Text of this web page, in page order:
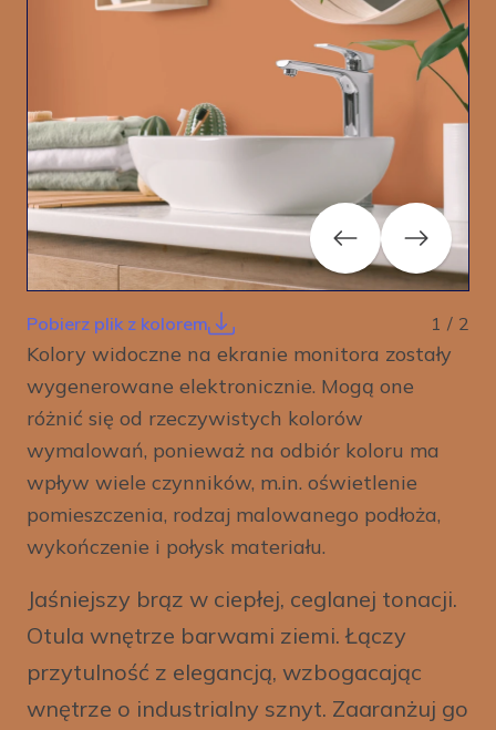
Previous Next
Pobierz plik z kolorem 1 / 2
Kolory widoczne na ekranie monitora zostały
wygenerowane elektronicznie. Mogą one
różnić się od rzeczywistych kolorów
wymalowań, ponieważ na odbiór koloru ma
wpływ wiele czynników, m.in. oświetlenie
pomieszczenia, rodzaj malowanego podłoża,
wykończenie i połysk materiału.
Jaśniejszy brąz w ciepłej, ceglanej tonacji.
Otula wnętrze barwami ziemi. Łączy
przytulność z elegancją, wzbogacając
wnętrze o industrialny sznyt. Zaaranżuj go